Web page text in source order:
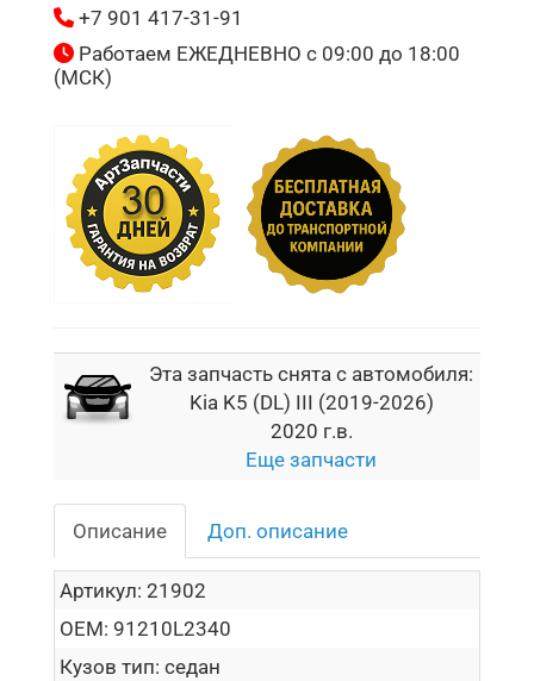
+7 901 417-31-91
Работаем ЕЖЕДНЕВНО с 09:00 до 18:00
(МСК)
Эта запчасть снята с автомобиля:
Kia K5 (DL) III (2019-2026)
2020 г.в.
Еще запчасти
Описание Доп. описание
Артикул: 21902
OEM: 91210L2340
Кузов тип: седан